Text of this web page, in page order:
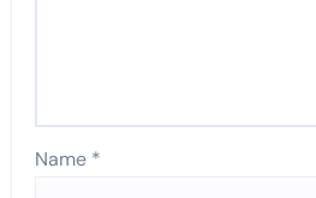
Name *